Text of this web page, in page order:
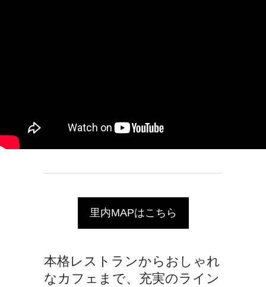
里内MAPはこちら
本格レストランからおしゃれ
なカフェまで、充実のライン